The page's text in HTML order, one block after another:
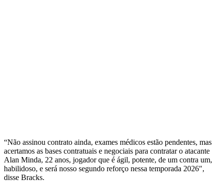
“Não assinou contrato ainda, exames médicos estão pendentes, mas
acertamos as bases contratuais e negociais para contratar o atacante
Alan Minda, 22 anos, jogador que é ágil, potente, de um contra um,
habilidoso, e será nosso segundo reforço nessa temporada 2026″,
disse Bracks.